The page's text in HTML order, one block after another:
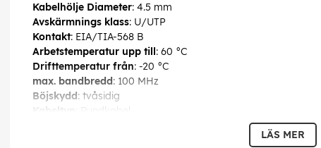
Kabelhölje Diameter: 4.5 mm
Avskärmnings klass: U/UTP
Kontakt: EIA/TIA-568 B
Arbetstemperatur upp till : 60 °C
Drifttemperatur från: -20 °C
max. bandbredd: 100 MHz
Böjskydd: tvåsidig
Kabeltyp
: Rundkabel
: CCA (kopparlaminerat aluminium)
LÄS MER